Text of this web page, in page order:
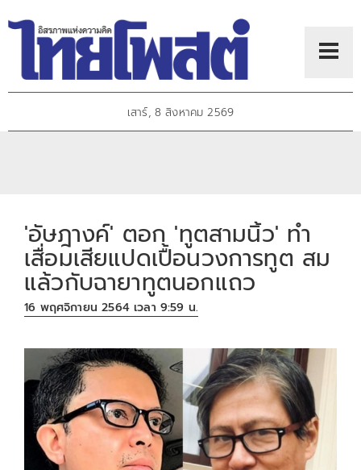
เสาร์, 8 สิงหาคม 2569
'อัษฎางค์' ตอก 'ทูตสามนิ้ว' ทำ
เสื่อมเสียแปดเปื้อนวงการทูต สม
แล้วกับฉายาทูตนอกแถว
16 พฤศจิกายน 2564 เวลา 9:59 น.